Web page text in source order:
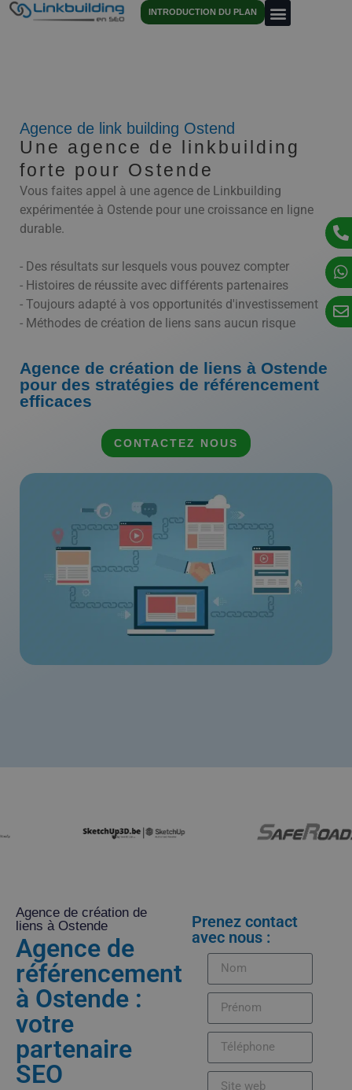
INTRODUCTION DU PLAN
Agence de link building Ostend
Une agence de linkbuilding
forte pour Ostende
Vous faites appel à une agence de Linkbuilding
expérimentée à Ostende pour une croissance en ligne
durable.
- Des résultats sur lesquels vous pouvez compter
- Histoires de réussite avec différents partenaires
- Toujours adapté à vos opportunités d'investissement
- Méthodes de création de liens sans aucun risque
Agence de création de liens à Ostende
pour des stratégies de référencement
efficaces
CONTACTEZ NOUS
Agence de création de
liens à Ostende
Agence de
référencement
à Ostende :
votre
partenaire
SEO
Prenez contact
avec nous :